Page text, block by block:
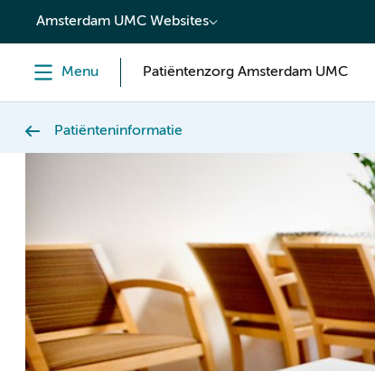
content
Amsterdam UMC Websites
Menu Patiëntenzorg Amsterdam UMC
Patiënteninformatie